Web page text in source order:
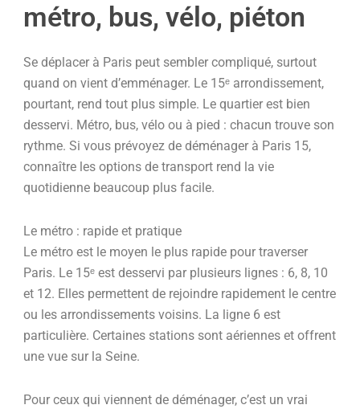
métro, bus, vélo, piéton
Se déplacer à Paris peut sembler compliqué, surtout
quand on vient d’emménager. Le 15ᵉ arrondissement,
pourtant, rend tout plus simple. Le quartier est bien
desservi. Métro, bus, vélo ou à pied : chacun trouve son
rythme. Si vous prévoyez de déménager à Paris 15,
connaître les options de transport rend la vie
quotidienne beaucoup plus facile.
Le métro : rapide et pratique
Le métro est le moyen le plus rapide pour traverser
Paris. Le 15ᵉ est desservi par plusieurs lignes : 6, 8, 10
et 12. Elles permettent de rejoindre rapidement le centre
ou les arrondissements voisins. La ligne 6 est
particulière. Certaines stations sont aériennes et offrent
une vue sur la Seine.
Pour ceux qui viennent de déménager, c’est un vrai